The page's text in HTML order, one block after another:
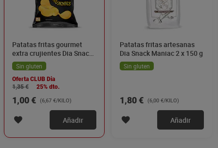
Patatas fritas gourmet
extra crujientes Dia Snack
Maniac 150 g
Sin gluten
Oferta CLUB Dia
1,35 €
25% dto.
1,00 € (6,67 €/KILO)
Añadir
Patatas fritas artesanas
Dia Snack Maniac 2 x 150 g
Sin gluten
1,80 € (6,00 €/KILO)
Añadir